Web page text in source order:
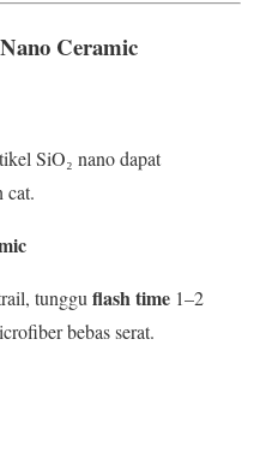
Ceramic
SiO₂ nano dapat
cat.
tunggu flash time 1–2
bebas serat.